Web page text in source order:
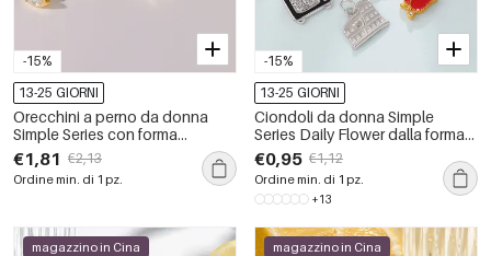
-15%
13-25 GIORNI
Orecchini a perno da donna
Simple Series con forma
geometrica, in acciaio
inossidabile, impermeabili, color
oro e strass.
€1,81 €2,13
Ordine min. di 1 pz.
-15%
13-25 GIORNI
Ciondoli da donna Simple
Series Daily Flower dalla forma
irregolare, in acciaio
inossidabile impermeabile color
oro con strass.
€0,95 €1,12
Ordine min. di 1 pz.
+13
magazzino in Cina magazzino in Cina